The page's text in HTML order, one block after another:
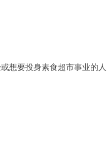
要投身素食超市事业的人